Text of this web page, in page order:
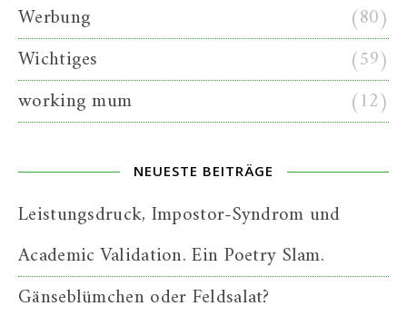
Werbung
(80)
Wichtiges
(59)
working mum
(12)
NEUESTE BEITRÄGE
Leistungsdruck, Impostor-Syndrom und
Academic Validation. Ein Poetry Slam.
Gänseblümchen oder Feldsalat?